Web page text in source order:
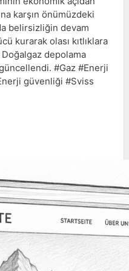
karşın önümüzdeki
belirsizliğin devam
kurarak olası kıtlıklara
Doğalgaz depolama
#Gaz #Enerji
güvenliği #Sviss